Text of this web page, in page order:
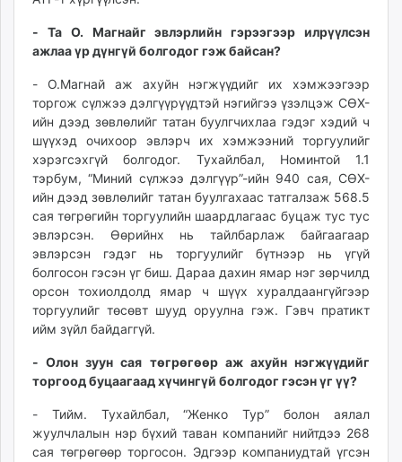
- Та О. Магнайг эвлэрлийн гэрээгээр илрүүлсэн
ажлаа үр дүнгүй болгодог гэж байсан?
- О.Магнай аж ахуйн нэгжүүдийг их хэмжээгээр
торгож сүлжээ дэлгүүрүүдтэй нэгийгээ үзэлцэж СӨХ-
ийн дээд зөвлөлийг татан буулгчихлаа гэдэг хэдий ч
шүүхэд очихоор эвлэрч их хэмжээний торгуулийг
хэрэгсэхгүй болгодог. Тухайлбал, Номинтой 1.1
тэрбум, “Миний сүлжээ дэлгүүр”-ийн 940 сая, СӨХ-
ийн дээд зөвлөлийг татан буулгахаас татгалзаж 568.5
сая төгрөгийн торгуулийн шаардлагаас буцаж тус тус
эвлэрсэн. Өөрийнх нь тайлбарлаж байгаагаар
эвлэрсэн гэдэг нь торгуулийг бүтнээр нь үгүй
болгосон гэсэн үг биш. Дараа дахин ямар нэг зөрчилд
орсон тохиолдолд ямар ч шүүх хуралдаангүйгээр
торгуулийг төсөвт шууд оруулна гэж. Гэвч пратикт
ийм зүйл байдаггүй.
- Олон зуун сая төгрөгөөр аж ахуйн нэгжүүдийг
торгоод буцаагаад хүчингүй болгодог гэсэн үг үү?
- Тийм. Тухайлбал, “Женко Тур” болон аялал
жуулчлалын нэр бүхий таван компанийг нийтдээ 268
сая төгрөгөөр торгосон. Эдгээр компаниудтай үгсэн